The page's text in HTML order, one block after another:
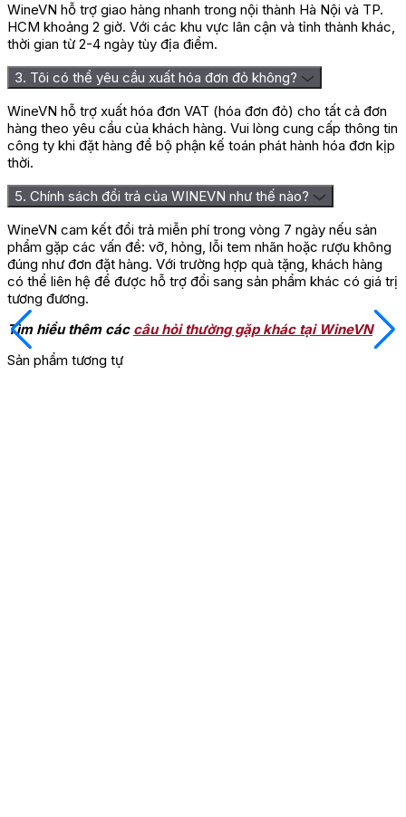
WineVN hỗ trợ giao hàng nhanh trong nội thành Hà Nội và TP.
HCM khoảng 2 giờ. Với các khu vực lân cận và tỉnh thành khác,
thời gian từ 2-4 ngày tùy địa điểm.
3. Tôi có thể yêu cầu xuất hóa đơn đỏ không?
WineVN hỗ trợ xuất hóa đơn VAT (hóa đơn đỏ) cho tất cả đơn
hàng theo yêu cầu của khách hàng. Vui lòng cung cấp thông tin
công ty khi đặt hàng để bộ phận kế toán phát hành hóa đơn kịp
thời.
5. Chính sách đổi trả của WINEVN như thế nào?
WineVN cam kết đổi trả miễn phí trong vòng 7 ngày nếu sản
phẩm gặp các vấn đề: vỡ, hỏng, lỗi tem nhãn hoặc rượu không
đúng như đơn đặt hàng. Với trường hợp quà tặng, khách hàng
có thể liên hệ để được hỗ trợ đổi sang sản phẩm khác có giá trị
tương đương.
Tìm hiểu thêm các câu hỏi thường gặp khác tại WineVN
Sản phẩm tương tự